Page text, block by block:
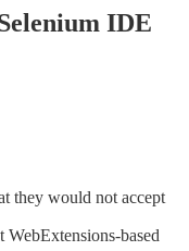
IDE
they would not accept
based